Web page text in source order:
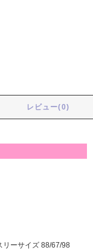
レビュー(0)
リーサイズ 88/67/98